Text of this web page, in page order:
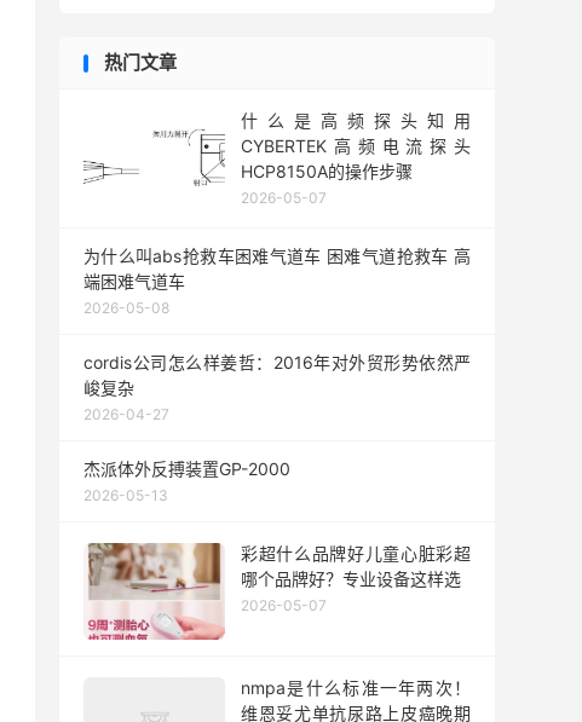
热门文章
什么是高频探头知用
CYBERTEK高频电流探头
HCP8150A的操作步骤
2026-05-07
为什么叫abs抢救车困难气道车 困难气道抢救车 高
端困难气道车
2026-05-08
cordis公司怎么样姜哲：2016年对外贸形势依然严
峻复杂
2026-04-27
杰派体外反搏装置GP-2000
2026-05-13
彩超什么品牌好儿童心脏彩超
哪个品牌好？专业设备这样选
2026-05-07
nmpa是什么标准一年两次！
维恩妥尤单抗尿路上皮癌晚期